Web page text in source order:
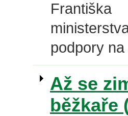
podpory
Až se
běžkaře